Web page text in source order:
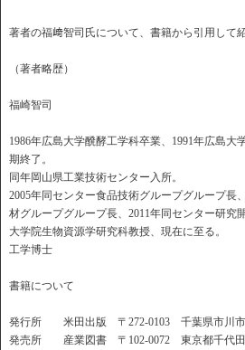
著者の福﨑智司氏について、書籍から引用して
（著者略歴）
福崎智司
1986年広島大学醗酵工学科卒業、1991年広島大
期終了。
同年岡山県工業技術センター入所。
2005年同センター食品技術グループグループ長
材グループグループ長、2011年同センター研究
大学院生物資源学研究科教授、現在に至る。
工学博士
書籍について
発行所 米田出版 〒272-0103 千葉県市川市
発売所 産業図書 〒102-0072 東京都千代田